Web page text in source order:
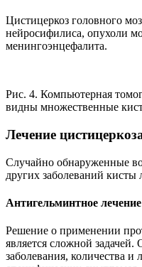
Цистицеркоз головного
нейросифилиса, опухоли
менингоэнцефалита.
Рис. 4. Компьютерная
видны множественные
Лечение
Случайно обнаруженные
других заболеваний кисты
Антигельминтное лечение
Решение о применении
является сложной задачей.
заболевания, количества